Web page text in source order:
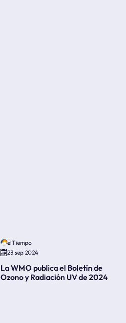
elTiempo
23 sep 2024
La WMO publica el Boletín de
Ozono y Radiación UV de 2024